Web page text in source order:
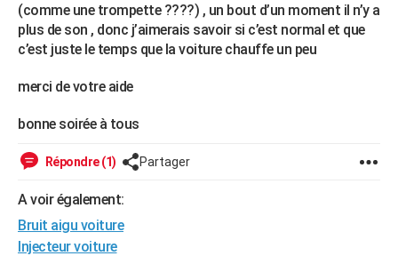
Forum
Aménagement intérieur
Extérieur
Cuisine
Salle de bains
Jardinage
Rangement
WEEK-END
Guides de France
Escapades
Patrimoine
Expositions
Musées
Week-end nature
+LIFESTYLE
Art de vivre
Bien-être
Loisirs
Mode
Modes de vie
SANTE
Alimentation
Guide de la santé
Maladies
Médicaments
Sommeil
VOYAGE
Destinations
City break
Voyage nature
Voyage de noces
Forum
Climat
PHOTO
GUIDES D'ACHAT
BONS PLANS
(comme une trompette ????) , un bout d’un moment il n’y a
plus de son , donc j’aimerais savoir si c’est normal et que
c’est juste le temps que la voiture chauffe un peu
merci de votre aide
bonne soirée à tous
Répondre (1) Partager
A voir également:
Bruit aigu voiture
Injecteur voiture